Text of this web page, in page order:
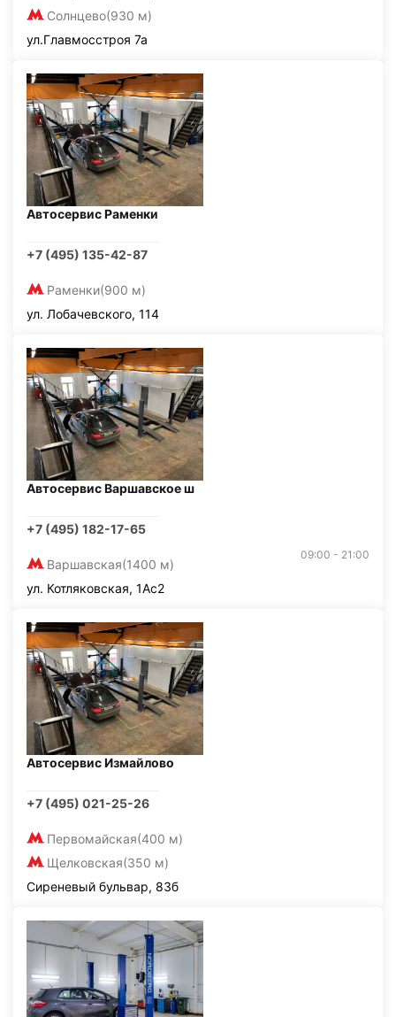
Солнцево(930 м)
ул.Главмосстроя 7а
Автосервис Раменки
+7 (495) 135-42-87
Раменки(900 м)
ул. Лобачевского, 114
Автосервис Варшавское ш
+7 (495) 182-17-65
Варшавская(1400 м)
09:00 - 21:00
ул. Котляковская, 1Ас2
Автосервис Измайлово
+7 (495) 021-25-26
Первомайская(400 м)
Щелковская(350 м)
Сиреневый бульвар, 83б